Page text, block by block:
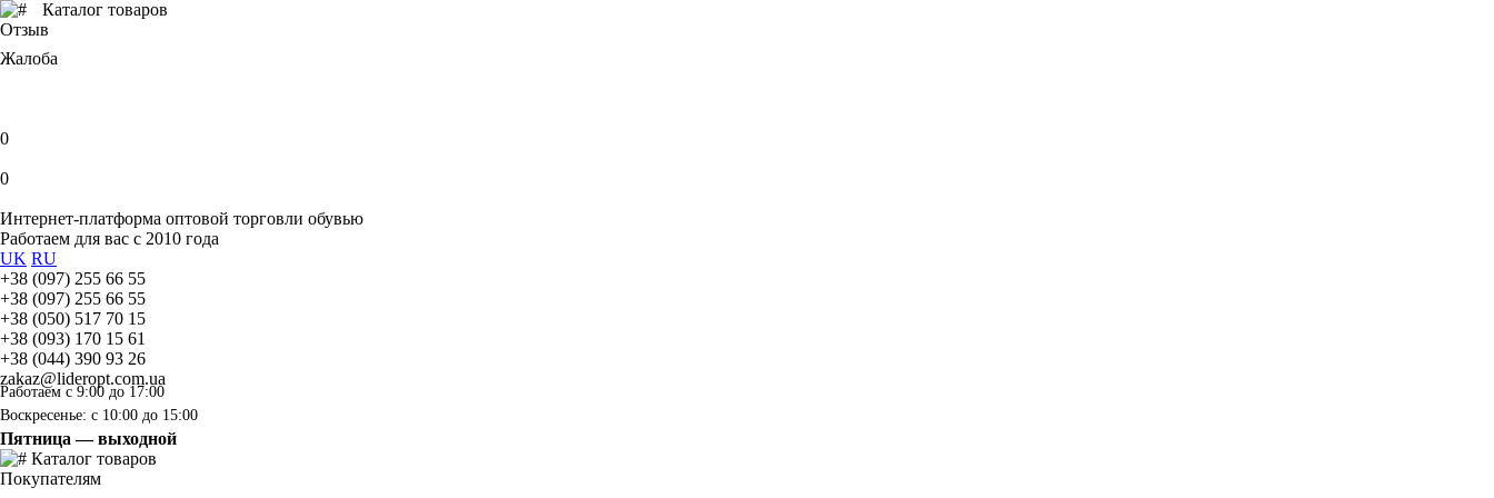
Каталог товаров
Отзыв
Жалоба
0
0
Интернет-платформа оптовой торговли обувью
Работаем для вас с 2010 года
UK RU
+38 (097) 255 66 55
+38 (097) 255 66 55
+38 (050) 517 70 15
+38 (093) 170 15 61
+38 (044) 390 93 26
zakaz@lideropt.com.ua
Работаем с 9:00 до 17:00
Воскресенье: с 10:00 до 15:00
Пятница — выходной
Каталог товаров
Покупателям